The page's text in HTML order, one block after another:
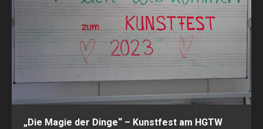
„Die Magie der Dinge“ – Kunstfest am HGTW